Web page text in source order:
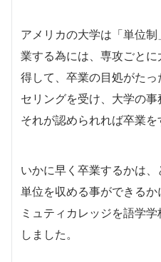
アメリカの大学は「単位
業する為には、専攻ごと
得して、卒業の目処がた
セリングを受け、大学の事
それが認められれば卒業を
いかに早く卒業するかは、
単位を収める事ができるか
ミュティカレッジを語学
しました。